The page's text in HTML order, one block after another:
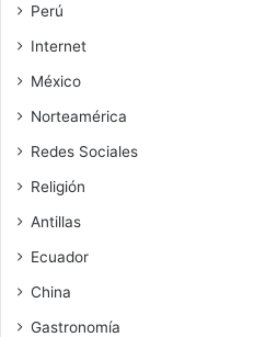
Perú
Internet
México
Norteamérica
Redes Sociales
Religión
Antillas
Ecuador
China
Gastronomía